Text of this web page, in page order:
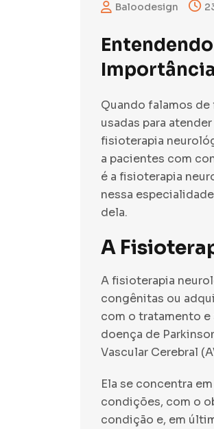
Baloodesign
Importância
Quando falamos
usadas para
fisioterapia
a pacientes com
é a fisioterapia
nessa
dela.
A
A fisioterapia
congênitas ou
com o tratamento e
doença de
Vascular Cerebral
Ela se concentra
condições, com o
condição e, em